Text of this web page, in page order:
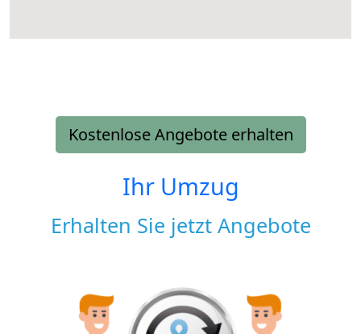
Kostenlose Angebote erhalten
Ihr Umzug
Erhalten Sie jetzt Angebote